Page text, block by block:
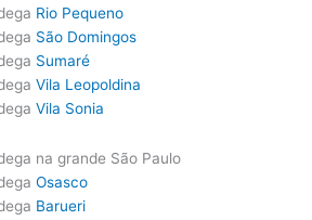
Rio Pequeno
São Domingos
Sumaré
Vila Leopoldina
Vila Sonia
na grande São Paulo
Osasco
Barueri